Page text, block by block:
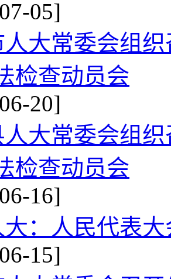
05]
大常委会组
检查动员会
20]
大常委会组
检查动员会
16]
大：人民代表
15]